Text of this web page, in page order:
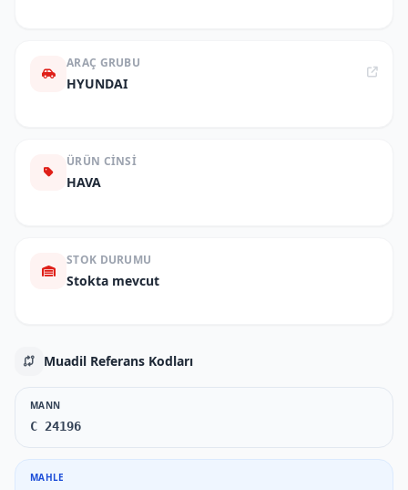
ARAÇ GRUBU
HYUNDAI
ÜRÜN CINSI
HAVA
STOK DURUMU
Stokta mevcut
Muadil Referans Kodları
MANN
C 24196
MAHLE